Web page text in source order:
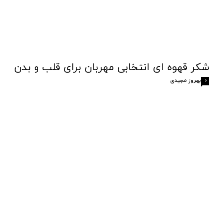
شکر قهوه‌ ای انتخابی مهربان برای قلب و بدن
بهروز مجیدی 0